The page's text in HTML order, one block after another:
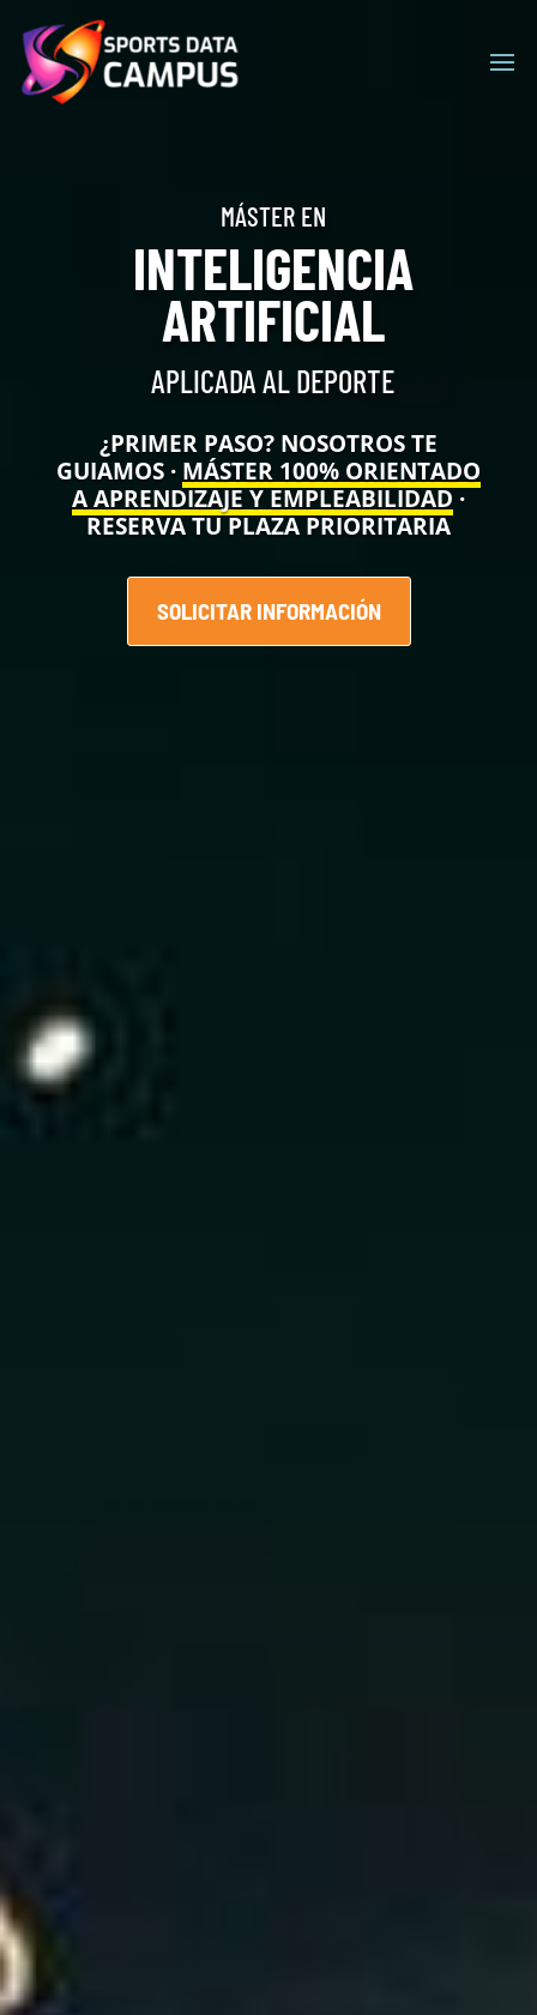
experiencia de máxima relevancia. Si continúa accediendo
al sitio, acepta el uso de las cookies.
MÁSTER EN
INTELIGENCIA
ARTIFICIAL
APLICADA AL DEPORTE
¿PRIMER PASO? NOSOTROS TE
GUIAMOS · MÁSTER 100% ORIENTADO
A APRENDIZAJE Y EMPLEABILIDAD·
RESERVA TU PLAZA PRIORITARIA
SOLICITAR INFORMACIÓN